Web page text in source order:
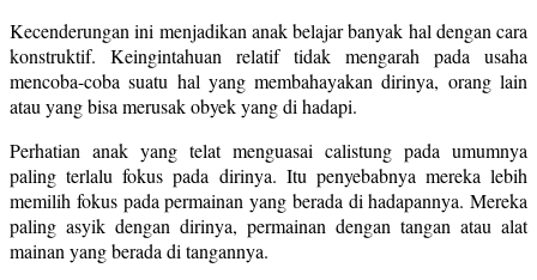
Kecenderungan ini menjadikan anak belajar banyak hal dengan cara
konstruktif. Keingintahuan relatif tidak mengarah pada usaha
mencoba-coba suatu hal yang membahayakan dirinya, orang lain
atau yang bisa merusak obyek yang di hadapi.
Perhatian anak yang telat menguasai calistung pada umumnya
paling terlalu fokus pada dirinya. Itu penyebabnya mereka lebih
memilih fokus pada permainan yang berada di hadapannya. Mereka
paling asyik dengan dirinya, permainan dengan tangan atau alat
mainan yang berada di tangannya.